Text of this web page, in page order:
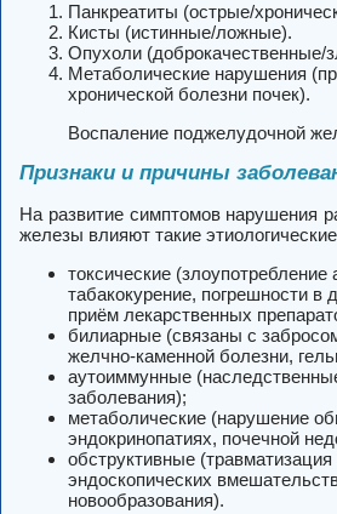
Панкреатиты (острые/
Кисты (истинные/ложные).
Опухоли (доброкачественные/
Метаболические нарушения
хронической болезни почек).
Воспаление поджелудочной
Признаки и причины
На развитие симптомов нарушения
железы влияют такие
токсические (злоупотребление
табакокурение, погрешности в
приём лекарственных
билиарные (связаны с
желчно-каменной болезни,
аутоиммунные
заболевания);
метаболические (нарушение
эндокринопатиях, почечной
обструктивные
эндоскопических
новообразования).